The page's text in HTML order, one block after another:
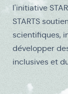
l'initiative
STARTS
scientifiques,
développer
inclusives et